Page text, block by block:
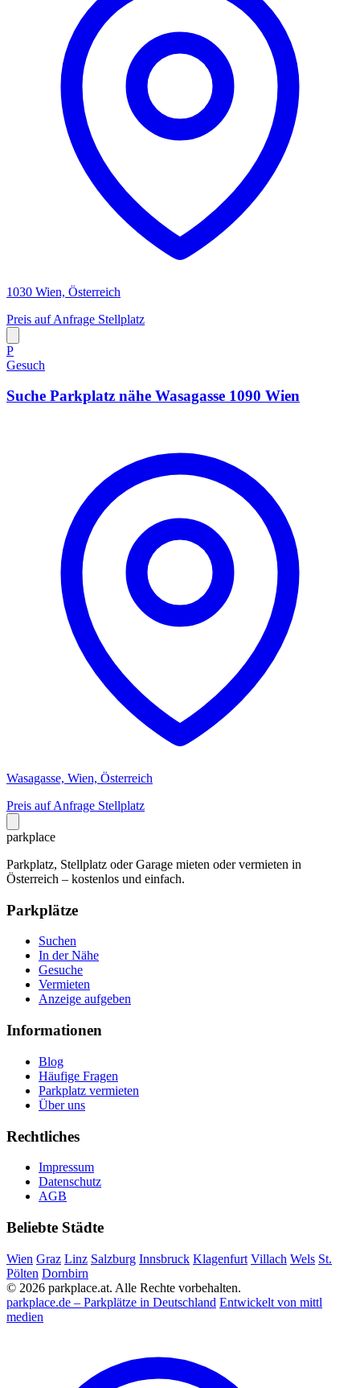
1030 Wien, Österreich
Preis auf Anfrage Stellplatz
P
Gesuch
Suche Parkplatz nähe Wasagasse 1090 Wien
Wasagasse, Wien, Österreich
Preis auf Anfrage Stellplatz
parkplace
Parkplatz, Stellplatz oder Garage mieten oder vermieten in
Österreich – kostenlos und einfach.
Parkplätze
Suchen
In der Nähe
Gesuche
Vermieten
Anzeige aufgeben
Informationen
Blog
Häufige Fragen
Parkplatz vermieten
Über uns
Rechtliches
Impressum
Datenschutz
AGB
Beliebte Städte
Wien Graz Linz Salzburg Innsbruck Klagenfurt Villach Wels St.
Pölten Dornbirn
© 2026 parkplace.at. Alle Rechte vorbehalten.
parkplace.de – Parkplätze in Deutschland Entwickelt von mittl
medien